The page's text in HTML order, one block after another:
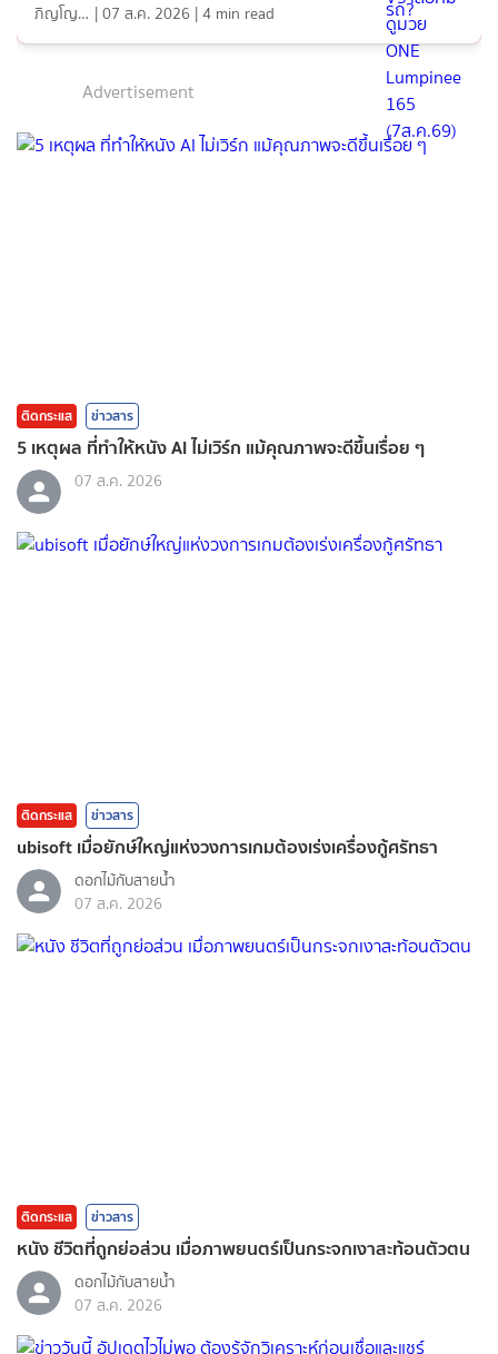
ภิญโญ ส่องแสง |07 ส.ค. 2026 |4 min read
Advertisement
ติดกระแส ข่าวสาร
5 เหตุผล ที่ทำให้หนัง AI ไม่เวิร์ก แม้คุณภาพจะดีขึ้นเรื่อย ๆ
07 ส.ค. 2026
ติดกระแส ข่าวสาร
ubisoft เมื่อยักษ์ใหญ่แห่งวงการเกมต้องเร่งเครื่องกู้ศรัทธา
ดอกไม้กับสายน้ำ
07 ส.ค. 2026
ติดกระแส ข่าวสาร
หนัง ชีวิตที่ถูกย่อส่วน เมื่อภาพยนตร์เป็นกระจกเงาสะท้อนตัวตน
ดอกไม้กับสายน้ำ
07 ส.ค. 2026